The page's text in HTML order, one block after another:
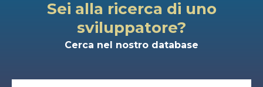
Sei alla ricerca di uno
sviluppatore?
Cerca nel nostro database